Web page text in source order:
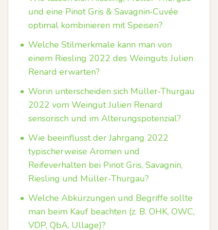
und eine Pinot Gris & Savagnin‑Cuvée
optimal kombinieren mit Speisen?
• Welche Stilmerkmale kann man von
einem Riesling 2022 des Weinguts Julien
Renard erwarten?
• Worin unterscheiden sich Müller‑Thurgau
2022 vom Weingut Julien Renard
sensorisch und im Alterungspotenzial?
• Wie beeinflusst der Jahrgang 2022
typischerweise Aromen und
Reifeverhalten bei Pinot Gris, Savagnin,
Riesling und Müller-Thurgau?
• Welche Abkürzungen und Begriffe sollte
man beim Kauf beachten (z. B. OHK, OWC,
VDP, QbA, Ullage)?